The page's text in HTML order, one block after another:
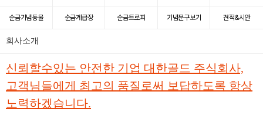
순금기념동물 순금계급장 순금트로피 기념문구보기 견적&시안
회사소개
신뢰할수있는 안전한 기업 대한골드 주식회사,
고객님들에게 최고의 품질로써 보답하도록 항상
노력하겠습니다.